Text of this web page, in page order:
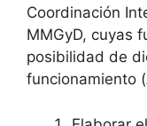
Coordinación
MMGyD, cuyas
posibilidad de
funcionamiento (